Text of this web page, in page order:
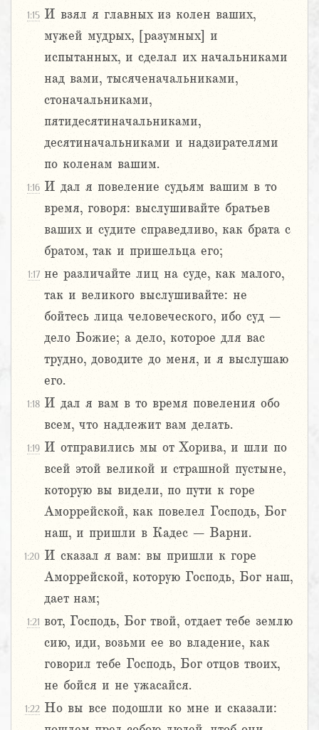
1:15 И взял я главных из колен ваших,
мужей мудрых, [разумных] и
испытанных, и сделал их начальниками
над вами, тысяченачальниками,
стоначальниками,
пятидесятиначальниками,
десятиначальниками и надзирателями
по коленам вашим.
1:16 И дал я повеление судьям вашим в то
время, говоря: выслушивайте братьев
ваших и судите справедливо, как брата с
братом, так и пришельца его;
1:17 не различайте лиц на суде, как малого,
так и великого выслушивайте: не
бойтесь лица человеческого, ибо суд –
дело Божие; а дело, которое для вас
трудно, доводите до меня, и я выслушаю
его.
1:18 И дал я вам в то время повеления обо
всем, что надлежит вам делать.
1:19 И отправились мы от Хорива, и шли по
всей этой великой и страшной пустыне,
которую вы видели, по пути к горе
Аморрейской, как повелел Господь, Бог
наш, и пришли в Кадес – Варни.
1:20 И сказал я вам: вы пришли к горе
Аморрейской, которую Господь, Бог наш,
дает нам;
1:21 вот, Господь, Бог твой, отдает тебе землю
сию, иди, возьми ее во владение, как
говорил тебе Господь, Бог отцов твоих,
не бойся и не ужасайся.
1:22 Но вы все подошли ко мне и сказали: